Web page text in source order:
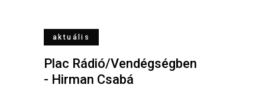
aktuális
Plac Rádió/Vendégségben
- Hirman Csabá